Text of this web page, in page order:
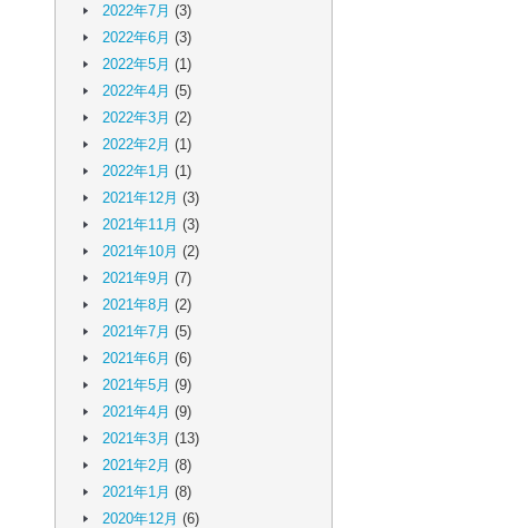
2022年7月 (3)
2022年6月 (3)
2022年5月 (1)
2022年4月 (5)
2022年3月 (2)
2022年2月 (1)
2022年1月 (1)
2021年12月 (3)
2021年11月 (3)
2021年10月 (2)
2021年9月 (7)
2021年8月 (2)
2021年7月 (5)
2021年6月 (6)
2021年5月 (9)
2021年4月 (9)
2021年3月 (13)
2021年2月 (8)
2021年1月 (8)
2020年12月 (6)